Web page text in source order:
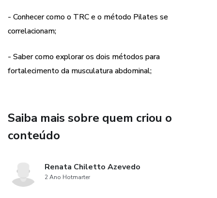
- Conhecer como o TRC e o método Pilates se
correlacionam;
- Saber como explorar os dois métodos para
fortalecimento da musculatura abdominal;
Saiba mais sobre quem criou o
conteúdo
Renata Chiletto Azevedo
2 Ano Hotmarter